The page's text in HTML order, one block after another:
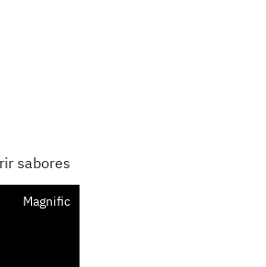
Magnific